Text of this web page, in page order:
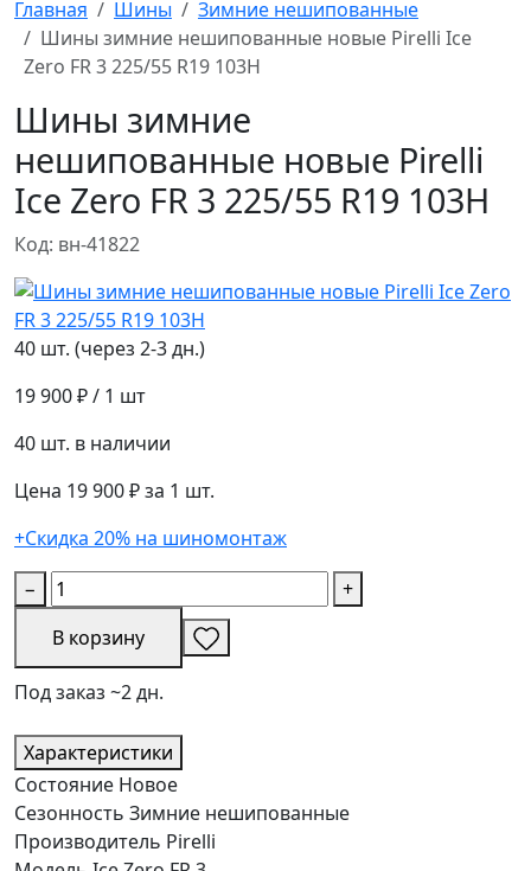
Главная Шины
Зимние нешипованные
Шины зимние нешипованные новые Pirelli Ice
Zero FR 3 225/55 R19 103H
Шины зимние
нешипованные новые Pirelli
Ice Zero FR 3 225/55 R19 103H
Код: вн-41822
40 шт. (через 2-3 дн.)
19 900 ₽/ 1 шт
40 шт. в наличии
Цена 19 900 ₽ за 1 шт.
+Скидка 20% на шиномонтаж
−
+
В корзину
Под заказ ~2 дн.
Характеристики
Состояние Новое
Сезонность Зимние нешипованные
Производитель Pirelli